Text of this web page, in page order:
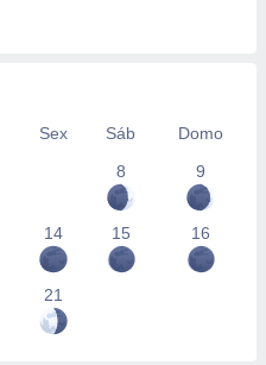
Sex Sáb
Domo
8
9
14 15 16
21